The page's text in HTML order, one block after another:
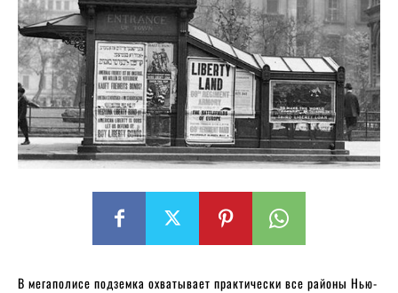
В мегаполисе подземка охватывает практически все районы Нью-